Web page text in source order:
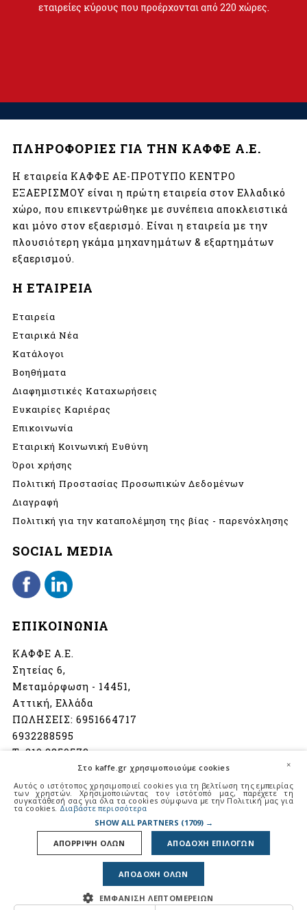
εταιρείες κύρους που προέρχονται από 220 χώρες.
ΠΛΗΡΟΦΟΡΙΕΣ ΓΙΑ ΤΗΝ ΚΑΦΦΕ Α.Ε.
Η εταιρεία ΚΑΦΦΕ ΑΕ-ΠΡΟΤΥΠΟ ΚΕΝΤΡΟ
ΕΞΑΕΡΙΣΜΟΥ είναι η πρώτη εταιρεία στον Ελλαδικό
χώρο, που επικεντρώθηκε με συνέπεια αποκλειστικά
και μόνο στον εξαερισμό. Είναι η εταιρεία με την
πλουσιότερη γκάμα μηχανημάτων & εξαρτημάτων
εξαερισμού.
Η ΕΤΑΙΡΕΙΑ
Εταιρεία
Εταιρικά Νέα
Κατάλογοι
Βοηθήματα
Διαφημιστικές Καταχωρήσεις
Ευκαιρίες Καριέρας
Επικοινωνία
Εταιρική Κοινωνική Ευθύνη
Όροι χρήσης
Πολιτική Προστασίας Προσωπικών Δεδομένων
Διαγραφή
Πολιτική για την καταπολέμηση της βίας - παρενόχλησης
SOCIAL MEDIA
ΕΠΙΚΟΙΝΩΝΙΑ
ΚΑΦΦΕ Α.Ε.
Σητείας 6,
Μεταμόρφωση - 14451,
Αττική, Ελλάδα
ΠΩΛΗΣΕΙΣ: 6951664717
6932288595
Τ:210 2850573
info@kaffe.gr
Ωράριο λειτουργίας:
Δευτέρα - Παρασκευή
08:00 - 16:30
Σάββατο
×
Στο kaffe.gr χρησιμοποιούμε cookies
Αυτός ο ιστότοπος χρησιμοποιεί cookies για τη βελτίωση της εμπειρίας
των χρηστών. Χρησιμοποιώντας τον ιστότοπό μας, παρέχετε τη
συγκατάθεσή σας για όλα τα cookies σύμφωνα με την Πολιτική μας για
τα cookies. Διαβάστε περισσότερα
SHOW ALL PARTNERS (1709) →
ΑΠΟΔΟΧΗ ΕΠΙΛΟΓΩΝ
ΑΠΟΔΟΧΗ ΟΛΩΝ
ΑΠΟΡΡΙΨΗ ΟΛΩΝ
ΕΜΦΑΝΙΣΗ ΛΕΠΤΟΜΕΡΕΙΩΝ